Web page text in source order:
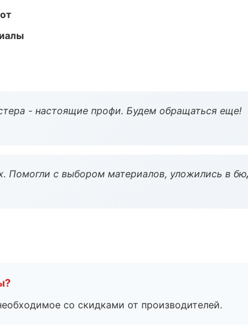
- настоящие профи. Будем обращаться еще!
Помогли с выбором материалов, уложились в
со скидками от производителей.